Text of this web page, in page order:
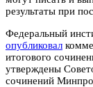
результаты при
Федеральный
опубликовал
итогового
утверждены
сочинений